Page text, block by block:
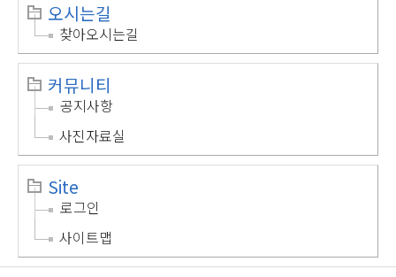
오시는길
찾아오시는길
커뮤니티
공지사항
사진자료실
Site
로그인
사이트맵